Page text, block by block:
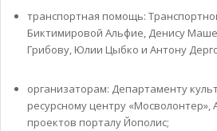
транспортная помощь:
Биктимировой Альфие, Денису
Грибову, Юлии Цыбко и Антону
организаторам: Департаменту
ресурсному центру «Мосволонтер»,
проектов порталу Йополис;